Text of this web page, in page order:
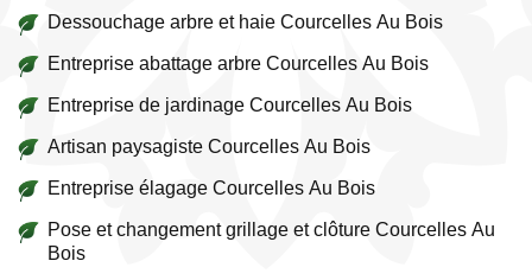
Dessouchage arbre et haie Courcelles Au Bois
Entreprise abattage arbre Courcelles Au Bois
Entreprise de jardinage Courcelles Au Bois
Artisan paysagiste Courcelles Au Bois
Entreprise élagage Courcelles Au Bois
Pose et changement grillage et clôture Courcelles Au
Bois